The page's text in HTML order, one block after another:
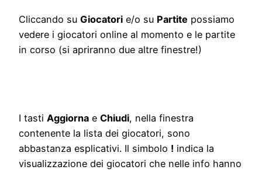
Cliccando su Giocatori e/o su Partite possiamo
vedere i giocatori online al momento e le partite
in corso (si apriranno due altre finestre!)
I tasti Aggiorna e Chiudi, nella finestra
contenente la lista dei giocatori, sono
abbastanza esplicativi. Il simbolo ! indica la
visualizzazione dei giocatori che nelle info hanno